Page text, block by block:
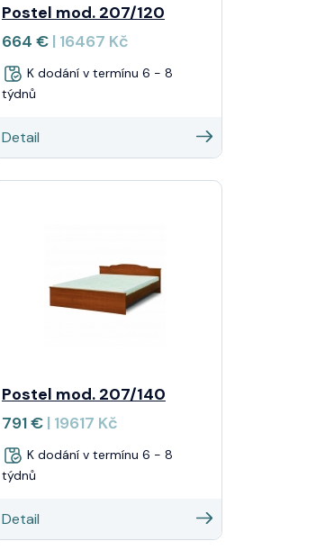
Postel mod. 207/120
664 € | 16467 Kč
K dodání v termínu 6 - 8
týdnů
Detail
Postel mod. 207/140
791 € | 19617 Kč
K dodání v termínu 6 - 8
týdnů
Detail